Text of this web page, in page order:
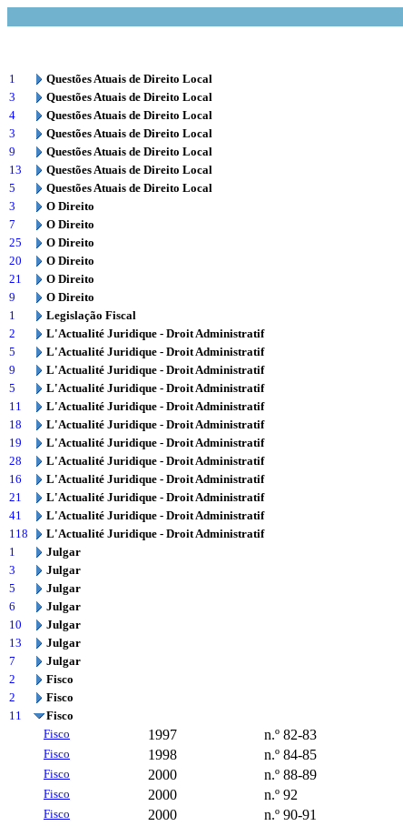
1
Questões Atuais de Direito Local
3
Questões Atuais de Direito Local
4
Questões Atuais de Direito Local
3
Questões Atuais de Direito Local
9
Questões Atuais de Direito Local
13
Questões Atuais de Direito Local
5
Questões Atuais de Direito Local
3
O Direito
7
O Direito
25
O Direito
20
O Direito
21
O Direito
9
O Direito
1
Legislação Fiscal
2
L'Actualité Juridique - Droit Administratif
5
L'Actualité Juridique - Droit Administratif
9
L'Actualité Juridique - Droit Administratif
5
L'Actualité Juridique - Droit Administratif
11
L'Actualité Juridique - Droit Administratif
18
L'Actualité Juridique - Droit Administratif
19
L'Actualité Juridique - Droit Administratif
28
L'Actualité Juridique - Droit Administratif
16
L'Actualité Juridique - Droit Administratif
21
L'Actualité Juridique - Droit Administratif
41
L'Actualité Juridique - Droit Administratif
118
L'Actualité Juridique - Droit Administratif
1
Julgar
3
Julgar
5
Julgar
6
Julgar
10
Julgar
13
Julgar
7
Julgar
2
Fisco
2
Fisco
11
Fisco
Fisco
1997 n.º 82-83
Fisco 1998 n.º 84-85
Fisco 2000 n.º 88-89
Fisco 2000 n.º 92
Fisco 2000 n.º 90-91